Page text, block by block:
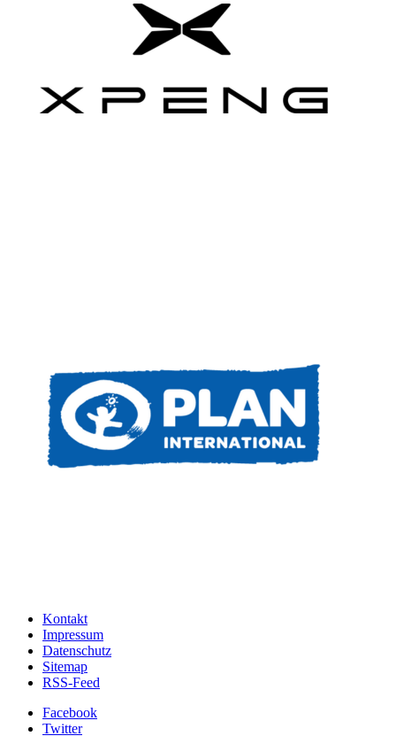
Kontakt
Impressum
Datenschutz
Sitemap
RSS-Feed
Facebook
Twitter